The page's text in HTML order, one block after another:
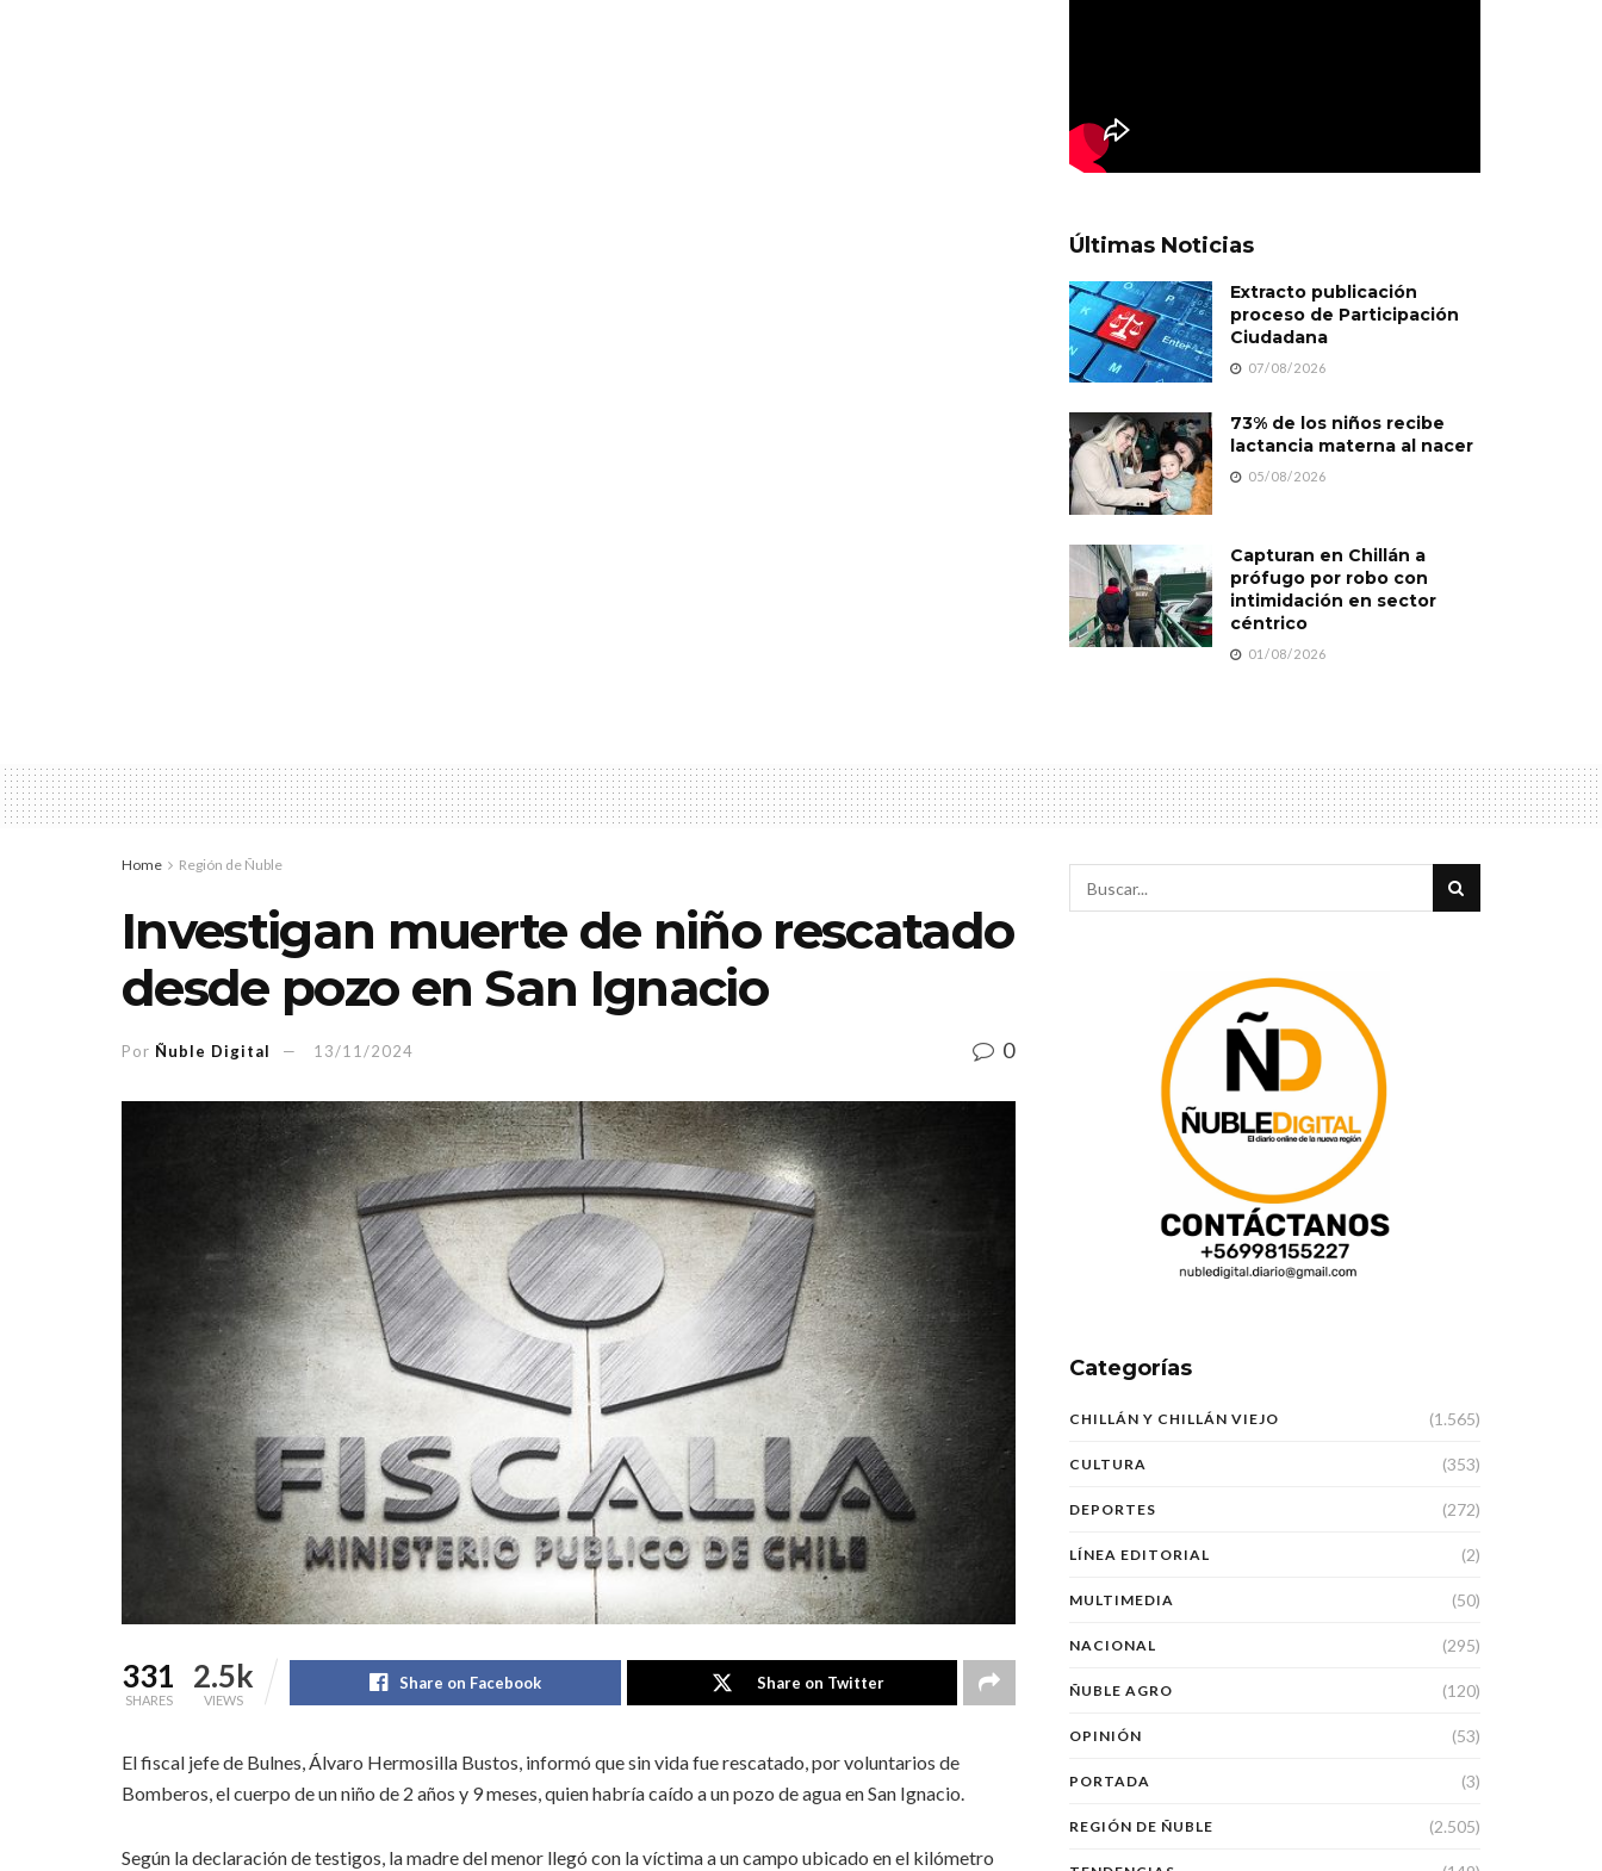
Últimas Noticias
Extracto publicación
proceso de Participación
Ciudadana
07/08/2026
73% de los niños recibe
lactancia materna al nacer
05/08/2026
Capturan en Chillán a
prófugo por robo con
intimidación en sector
céntrico
01/08/2026
Home Región de Ñuble
Investigan muerte de niño rescatado
desde pozo en San Ignacio
Por Ñuble Digital 13/11/2024 0
331
SHARES
2.5k
VIEWS
Share on Facebook Share on Twitter
El fiscal jefe de Bulnes, Álvaro Hermosilla Bustos, informó que sin vida fue rescatado, por voluntarios de
Bomberos, el cuerpo de un niño de 2 años y 9 meses, quien habría caído a un pozo de agua en San Ignacio.
Según la declaración de testigos, la madre del menor llegó con la víctima a un campo ubicado en el kilómetro
Categorías
CHILLÁN Y CHILLÁN VIEJO (1.565)
CULTURA (353)
DEPORTES (272)
LÍNEA EDITORIAL (2)
MULTIMEDIA (50)
NACIONAL (295)
ÑUBLE AGRO (120)
OPINIÓN (53)
PORTADA (3)
REGIÓN DE ÑUBLE (2.505)